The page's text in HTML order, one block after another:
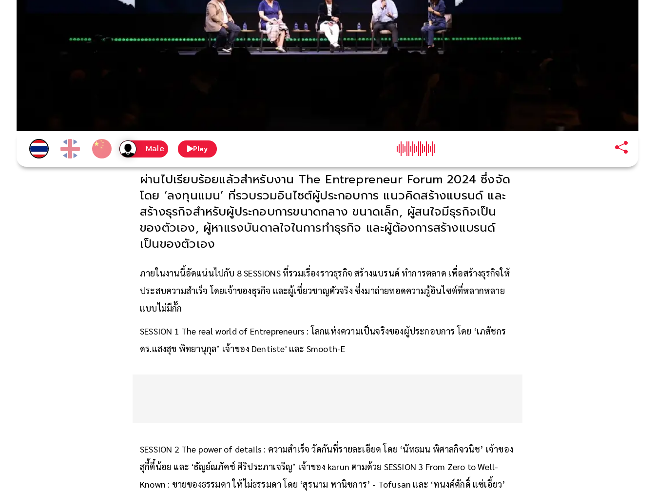
Play
ผ่านไปเรียบร้อยแล้วสำหรับงาน The Entrepreneur Forum 2024 ซึ่งจัด
โดย ‘ลงทุนแมน’ ที่รวบรวมอินไซต์ผู้ประกอบการ แนวคิดสร้างแบรนด์ และ
สร้างธุรกิจสำหรับผู้ประกอบการขนาดกลาง ขนาดเล็ก, ผู้สนใจมีธุรกิจเป็น
ของตัวเอง, ผู้หาแรงบันดาลใจในการทำธุรกิจ และผู้ต้องการสร้างแบรนด์
เป็นของตัวเอง
ภายในงานนี้อัดแน่นไปกับ 8 SESSIONS ที่รวมเรื่องราวธุรกิจ สร้างแบรนด์ ทำการตลาด เพื่อสร้างธุรกิจให้
ประสบความสำเร็จ โดยเจ้าของธุรกิจ และผู้เชี่ยวชาญตัวจริง ซึ่งมาถ่ายทอดความรู้อินไซต์ที่หลากหลาย
แบบไม่มีกั๊ก
SESSION 1 The real world of Entrepreneurs : โลกแห่งความเป็นจริงของผู้ประกอบการ โดย ‘เภสัชกร
ดร.แสงสุข พิทยานุกุล’ เจ้าของ Dentiste' และ Smooth-E
SESSION 2 The power of details : ความสำเร็จ วัดกันที่รายละเอียด โดย ‘นัทธมน พิศาลกิจวนิช’ เจ้าของ
สุกี้ตี๋น้อย และ ‘ธัญย์ณภัคช์ ศิริประภาเจริญ’ เจ้าของ karun ตามด้วย SESSION 3 From Zero to Well-
Known : ขายของธรรมดา ให้ไม่ธรรมดา โดย ‘สุรนาม พานิชการ’ - Tofusan และ ‘ทนงค์ศักดิ์ แซ่เอี้ยว’